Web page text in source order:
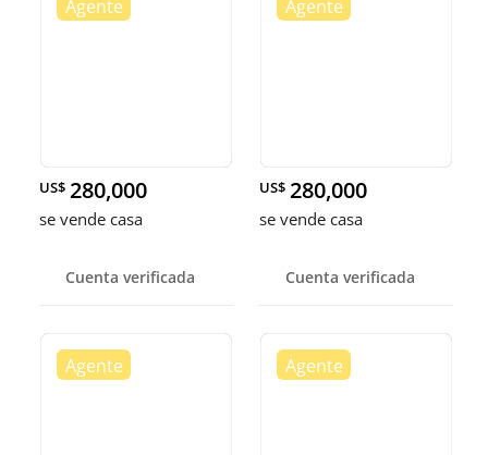
US$ 280,000
se vende casa
Cuenta verificada
US$ 280,000
se vende casa
Cuenta verificada